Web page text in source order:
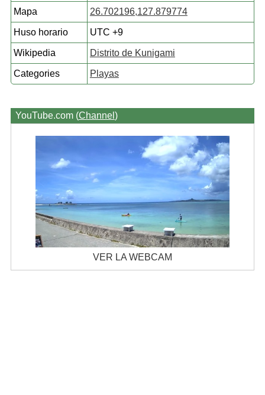
Mapa 26.702196,127.879774
Huso horario UTC +9
Wikipedia Distrito de Kunigami
Categories Playas
YouTube.com (Channel )
VER LA WEBCAM